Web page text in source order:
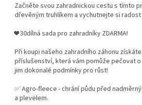
Začněte svou zahradnickou cestu s tímto
dřevěným truhlíkem a vychutnejte si
❤️ 30dílná sada pro zahradníky ZDARMA!
Při koupi našeho zahradního záhonu
příslušenství, která vám pomůže pečovat
jim dokonalé podmínky pro růst!
✅ Agro-fleece - chrání půdu před
a plevelem.